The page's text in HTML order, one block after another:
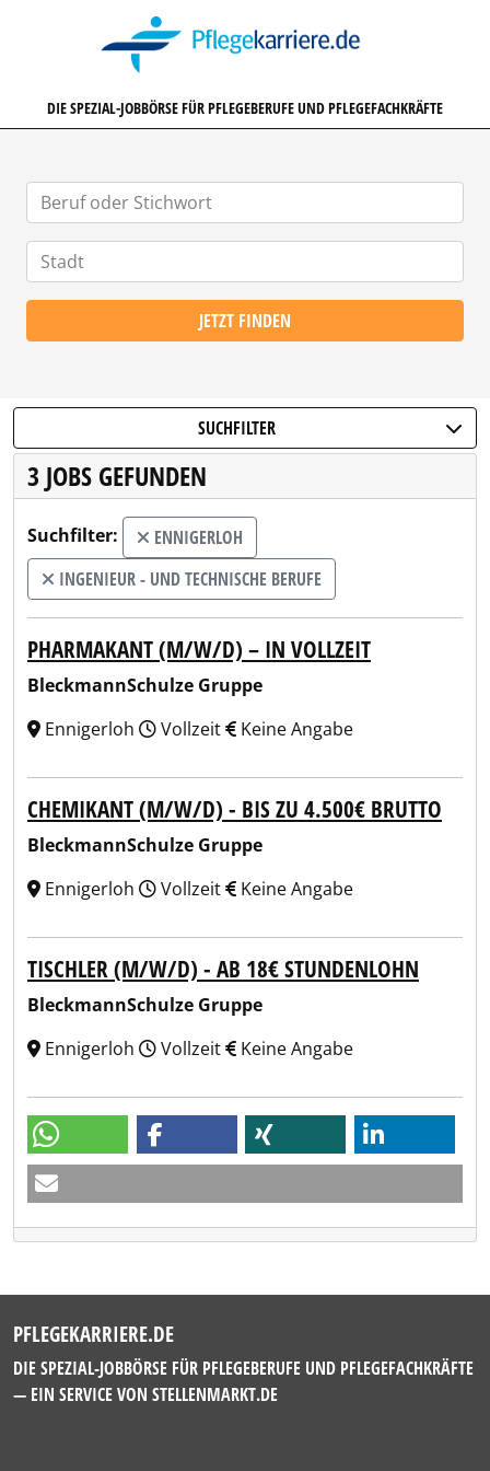
DIE SPEZIAL-JOBBÖRSE FÜR PFLEGEBERUFE UND PFLEGEFACHKRÄFTE
JETZT FINDEN
SUCHFILTER
3 JOBS GEFUNDEN
Suchfilter:
ENNIGERLOH
INGENIEUR - UND TECHNISCHE BERUFE
PHARMAKANT (M/W/D) – IN VOLLZEIT
BleckmannSchulze Gruppe
Ennigerloh
Vollzeit Keine Angabe
CHEMIKANT (M/W/D) - BIS ZU 4.500€ BRUTTO
BleckmannSchulze Gruppe
Ennigerloh
Vollzeit Keine Angabe
TISCHLER (M/W/D) - AB 18€ STUNDENLOHN
BleckmannSchulze Gruppe
Ennigerloh
Vollzeit Keine Angabe
PFLEGEKARRIERE.DE
DIE SPEZIAL-JOBBÖRSE FÜR PFLEGEBERUFE UND PFLEGEFACHKRÄFTE
— EIN SERVICE VON STELLENMARKT.DE